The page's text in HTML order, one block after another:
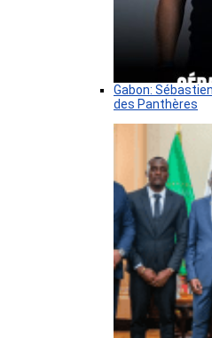
Gabon:
des Panthères